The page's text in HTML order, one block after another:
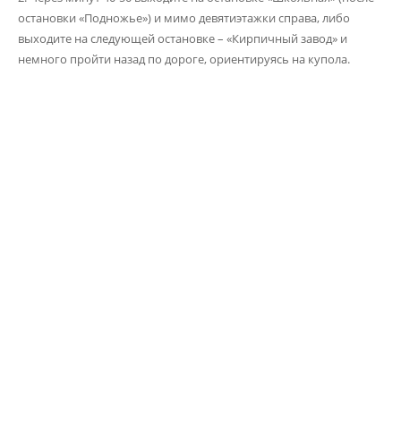
остановки «Подножье») и мимо девятиэтажки справа, либо
выходите на следующей остановке – «Кирпичный завод» и
немного пройти назад по дороге, ориентируясь на купола.